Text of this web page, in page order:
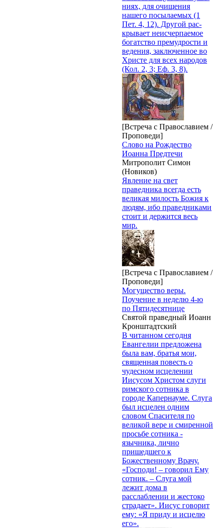
ниях, для очищения
нашего посылаемых (1
Пет. 4, 12). Другой рас­
крывает неисчерпаемое
богатство премудрости и
ведения, заклю­ченное во
Христе для всех народов
(Кол. 2, 3; Еф. 3, 8).
[Встреча с Православием /
Проповеди]
Слово на Рождество
Иоанна Предтечи
Митрополит Симон
(Новиков)
Явление на свет
праведника всегда есть
великая милость Божия к
людям, ибо праведниками
стоит и держится весь
мир.
[Встреча с Православием /
Проповеди]
Могущество веры.
Поучение в неделю 4-ю
по Пятидесятнице
Святой праведный Иоанн
Кронштадтский
В читанном сегодня
Евангелии предложена
была вам, братья мои,
священная повесть о
чудесном исцелении
Иисусом Христом слуги
римского сотника в
городе Капернауме. Слуга
был исцелен одним
словом Спасителя по
великой вере и смиренной
просьбе сотника -
язычника, лично
пришедшего к
Божественному Врачу.
«Господи! – говорил Ему
сотник. – Слуга мой
лежит дома в
расслаблении и жестоко
страдает». Иисус говорит
ему: «Я приду и исцелю
его».